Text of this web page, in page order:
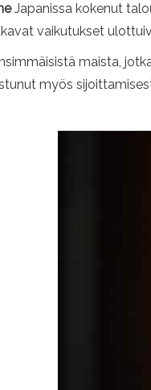
Japanissa kokenut
vaikutukset
maista,
myös